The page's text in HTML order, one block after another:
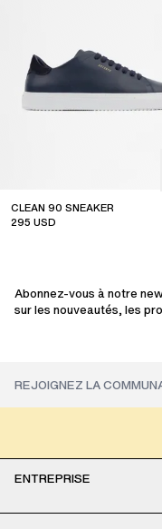
CLEAN 90 SNEAKER
295 USD
Abonnez-vous à notre
sur les nouveautés, les
ENTREPRISE